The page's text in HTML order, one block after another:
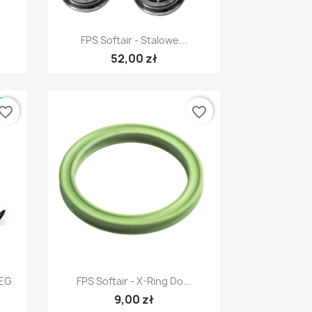
Szybki podgląd
FPS Softair - Stalowe...
52,00 zł
Szybki podgląd
FPS Softair - X-Ring Do...
9,00 zł
favorite_border